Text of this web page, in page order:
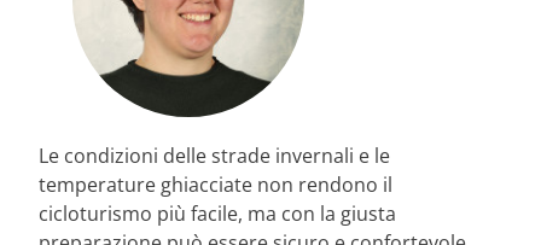
Le condizioni delle strade invernali e le
temperature ghiacciate non rendono il
cicloturismo più facile, ma con la giusta